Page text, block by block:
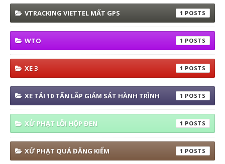
VTRACKING VIETTEL MẤT GPS 1
WTO 1
XE 3 1
XE TẢI 10 TẤN LẮP GIÁM SÁT HÀNH TRÌNH 1
XỬ PHẠT LỖI HỘP ĐEN 1
XỬ PHẠT QUÁ ĐĂNG KIỂM 1